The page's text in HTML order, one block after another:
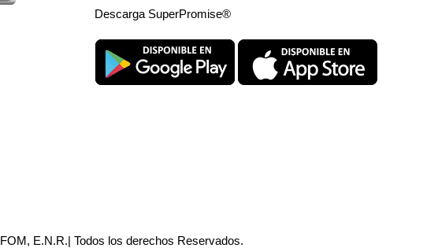
Descarga SuperPromise®
E.N.R.| Todos los derechos Reservados.